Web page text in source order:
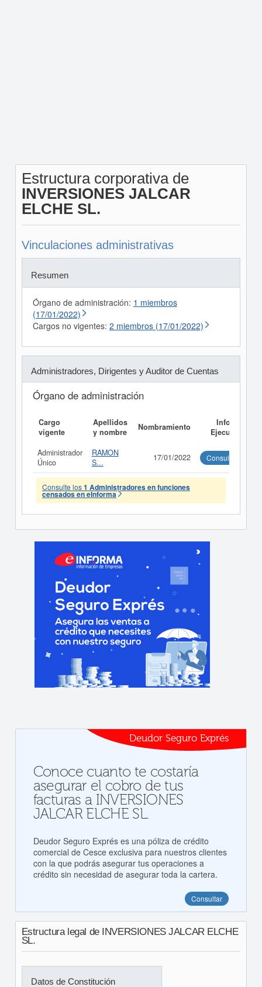
Estructura corporativa de
INVERSIONES JALCAR
ELCHE SL.
Vinculaciones administrativas
Resumen
Órgano de administración: 1 miembros
(17/01/2022)
Cargos no vigentes: 2 miembros (17/01/2022)
Administradores, Dirigentes y Auditor de Cuentas
Órgano de administración
Cargo
vigente
Apellidos
y nombre
Nombramiento
Informe
Ejecutivo
Administrador
Único
RAMON
S...
17/01/2022 Consultar
Consulte los1 Administradores en funciones
censados en eInforma
Deudor Seguro Exprés
Conoce cuanto te costaría
asegurar el cobro de tus
facturas a INVERSIONES
JALCAR ELCHE SL.
Deudor Seguro Exprés es una póliza de crédito
comercial de Cesce exclusiva para nuestros clientes
con la que podrás asegurar tus operaciones a
crédito sin necesidad de asegurar toda la cartera.
Consultar
Estructura legal de INVERSIONES JALCAR ELCHE
SL.
Datos de Constitución